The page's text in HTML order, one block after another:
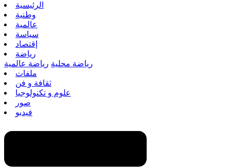
الرئيسية
وطنية
عالمية
سياسة
إقتصاد
رياضة
رياضة محلية رياضة عالمية
ملفات
ثقافة و فن
علوم و تكنولوجيا
صور
فيديو